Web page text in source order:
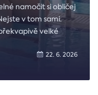
namočit si obličej
v tom sami.
velké
22. 6. 2026